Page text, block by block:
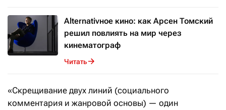
Alternativное кино: как Арсен Томский
решил повлиять на мир через
кинематограф
Читать
«Скрещивание двух линий (социального
комментария и жанровой основы) — один